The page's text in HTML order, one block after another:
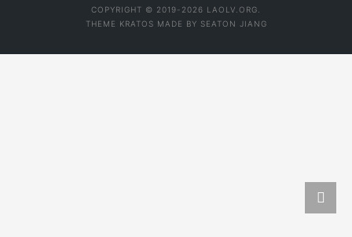
COPYRIGHT © 2019-2026 LAOLV.ORG.
THEME KRATOS MADE BY SEATON JIANG